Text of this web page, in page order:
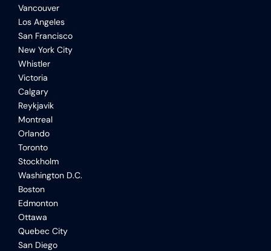
Vancouver
Los Angeles
San Francisco
New York City
Whistler
Victoria
Calgary
Reykjavik
Montreal
Orlando
Toronto
Stockholm
Washington D.C.
Boston
Edmonton
Ottawa
Quebec City
San Diego